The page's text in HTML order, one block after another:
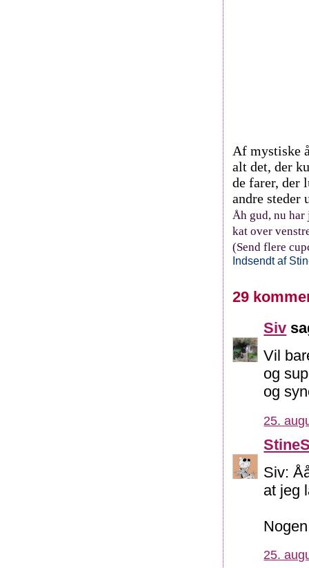
Af mystiske
alt det, der
de farer, der
andre steder
Åh gud, nu har
kat over
(Send flere
Indsendt af
29
Siv
Vil
og
og
25.
Siv:
at jeg
25.